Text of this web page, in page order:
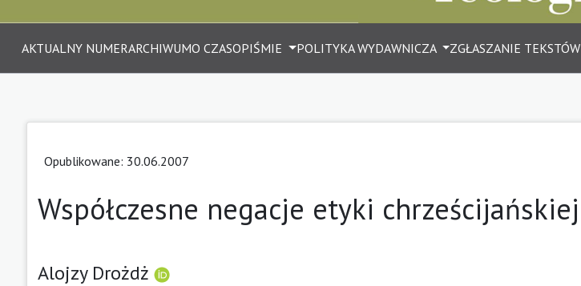
AKTUALNY NUMERARCHIWUMO CZASOPIŚMIE POLITYKA WYDAWNICZA ZGŁASZANIE TEKSTÓW
Opublikowane: 30.06.2007
Współczesne negacje etyki chrześcijańskiej
Alojzy Drożdż